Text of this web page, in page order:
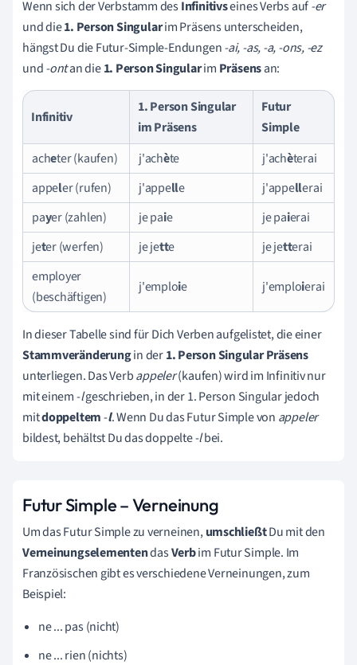
Wenn sich der Verbstamm desInfinitivseines Verbs auf-er
und die1. Person Singularim Präsensunterscheiden,
hängst Du die Futur-Simple-Endungen-ai, -as, -a, -ons, -ez
und-ontan die1. Person Singularim Präsensan:
Infinitiv
1. Person Singular
im Präsens
Futur
Simple
acheter (kaufen) j'achète j'achèterai
appeler (rufen) j'appelle j'appellerai
payer (zahlen) je paie je paierai
jeter (werfen) je jette je jetterai
employer
(beschäftigen)
j'emploie j'emploierai
In dieser Tabelle sind für Dich Verben aufgelistet, die einer
Stammveränderungin der1. Person Singular Präsens
unterliegen. Das Verbappeler(kaufen) wird im Infinitiv nur
mit einem -lgeschrieben, in der 1. Person Singular jedoch
mitdoppeltem-l. Wenn Du das Futur Simple von appeler
bildest, behältst Du das doppelte -lbei.
Futur Simple – Verneinung
Um das Futur Simple zu verneinen,umschließtDu mit den
VerneinungselementendasVerbim Futur Simple. Im
Französischen gibt es verschiedene Verneinungen, zum
Beispiel:
ne ... pas (nicht)
ne ... rien (nichts)